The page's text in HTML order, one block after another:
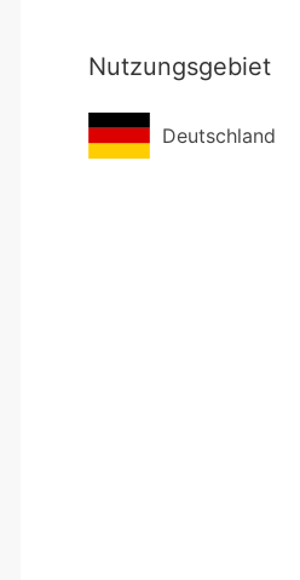
Nutzungsgebiet
Deutschland